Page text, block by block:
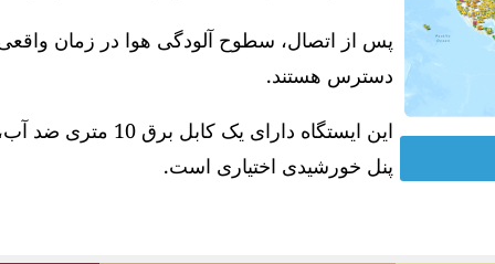
دسترس هستند.
پنل خورشیدی اختیاری است.